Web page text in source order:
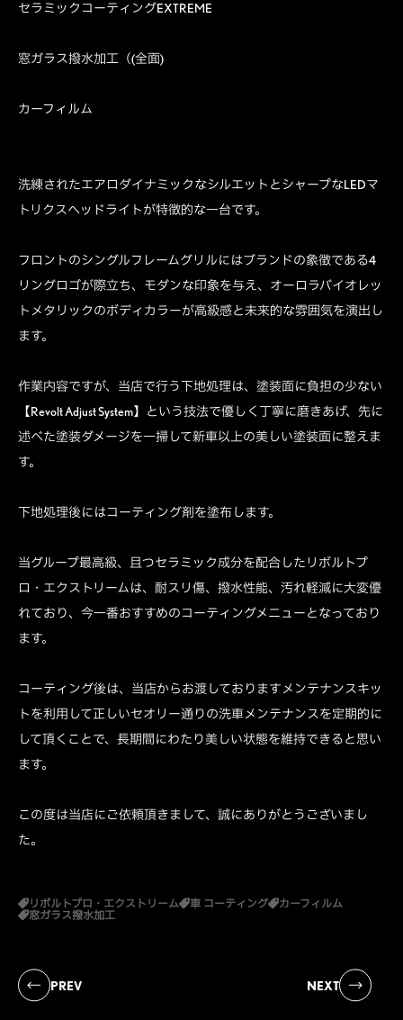
セラミックコーティングEXTREME
窓ガラス撥水加工（(全面)
カーフィルム
洗練されたエアロダイナミックなシルエットとシャープなLEDマ
トリクスヘッドライトが特徴的な一台です。
フロントのシングルフレームグリルにはブランドの象徴である4
リングロゴが際立ち、モダンな印象を与え、オーロラバイオレッ
トメタリックのボディカラーが高級感と未来的な雰囲気を演出し
ます。
作業内容ですが、当店で行う下地処理は、塗装面に負担の少ない
【Revolt Adjust System】という技法で優しく丁寧に磨きあげ、先に
述べた塗装ダメージを一掃して新車以上の美しい塗装面に整えま
す。
下地処理後にはコーティング剤を塗布します。
当グループ最高級、且つセラミック成分を配合したリボルトプ
ロ・エクストリームは、耐スリ傷、撥水性能、汚れ軽減に大変優
れており、今一番おすすめのコーティングメニューとなっており
ます。
コーティング後は、当店からお渡しておりますメンテナンスキッ
トを利用して正しいセオリー通りの洗車メンテナンスを定期的に
して頂くことで、長期間にわたり美しい状態を維持できると思い
ます。
この度は当店にご依頼頂きまして、誠にありがとうございまし
た。
リボルトプロ・エクストリーム 車 コーティング
カーフィルム
窓ガラス撥水加工
PREV NEXT